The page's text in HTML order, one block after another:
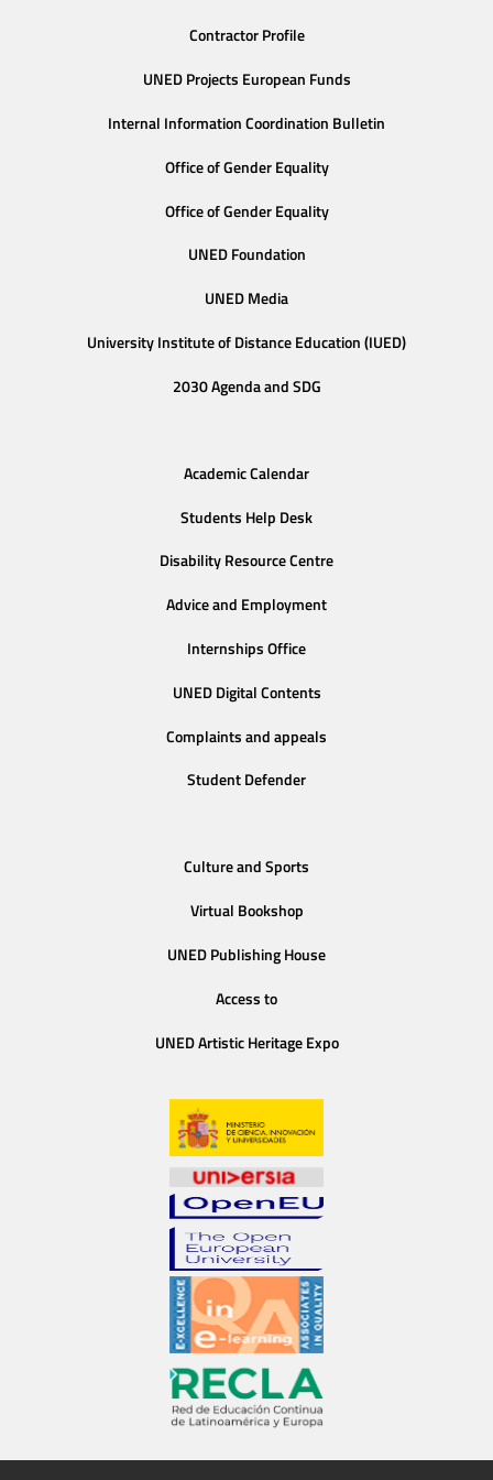
Contractor Profile
UNED Projects European Funds
Internal Information Coordination Bulletin
Office of Gender Equality
Office of Gender Equality
UNED Foundation
UNED Media
University Institute of Distance Education (IUED)
2030 Agenda and SDG
Academic Calendar
Students Help Desk
Disability Resource Centre
Advice and Employment
Internships Office
UNED Digital Contents
Complaints and appeals
Student Defender
Culture and Sports
Virtual Bookshop
UNED Publishing House
Access to
UNED Artistic Heritage Expo